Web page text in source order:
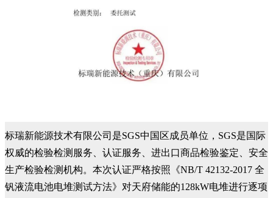
标瑞新能源技术有限公司是SGS中国区成员单位，SGS是国际
权威的检验检测服务、认证服务、进出口商品检验鉴定、安全
生产检验检测机构。本次认证严格按照《NB/T 42132-2017 全
钒液流电池电堆测试方法》对天府储能的128kW电堆进行逐项